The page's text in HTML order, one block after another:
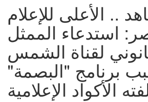
.. الأعلى للإعلام
استدعاء الممثل
لقناة الشمس
برنامج "البصمة"
الأكواد الإعلامية